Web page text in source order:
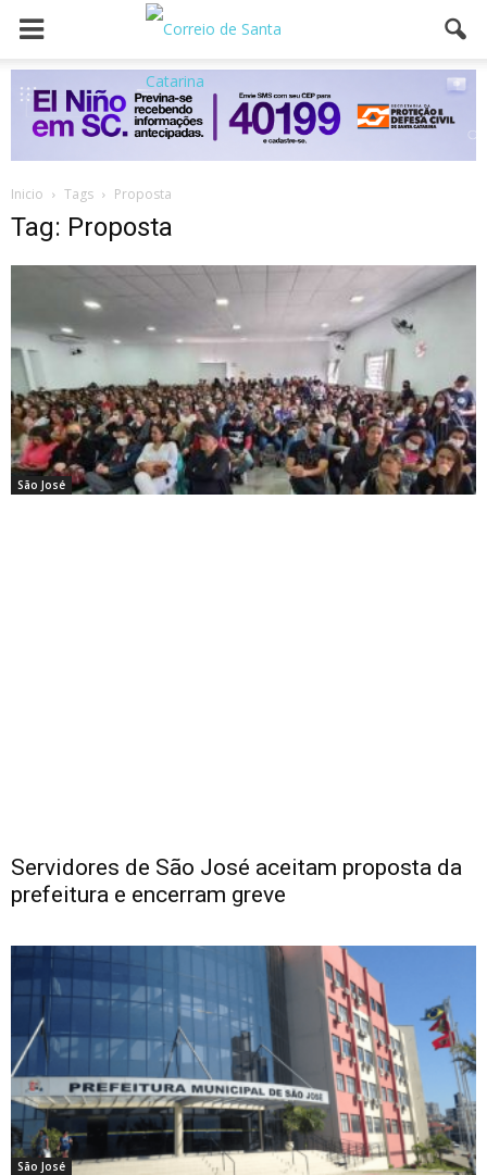
Inicio Tags Proposta
Tag: Proposta
São José
Servidores de São José aceitam proposta da
prefeitura e encerram greve
São José